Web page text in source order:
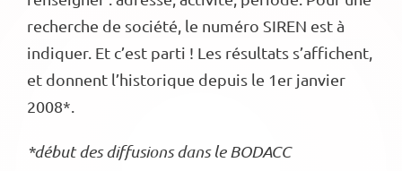
recherche de société, le numéro SIREN est à
indiquer. Et c’est parti ! Les résultats s’affichent,
et donnent l’historique depuis le 1er janvier
2008*.
*début des diffusions dans le BODACC